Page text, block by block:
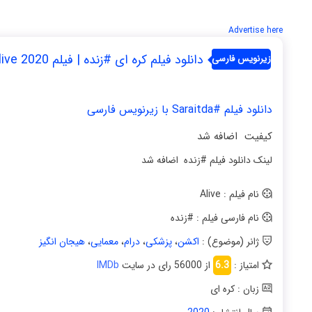
Advertise here
زیرنویس فارسی دانلود فیلم کره ای #زنده | فیلم Alive 2020
دانلود فیلم #Saraitda با زیرنویس فارسی
کیفیت اضافه شد
لینک دانلود فیلم #زنده اضافه شد
نام فیلم : Alive
نام فارسی فیلم : #زنده
ژانر (موضوع) : اکشن،پزشکی،درام،معمایی،هیجان انگیز
امتیاز : 6.3 از 56000 رای در سایت
IMDb
زبان : کره ای